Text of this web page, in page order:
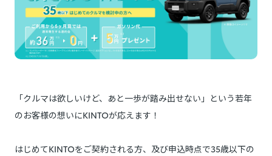
「クルマは欲しいけど、あと一歩が踏み出せない」という若年
のお客様の想いにKINTOが応えます！
はじめてKINTOをご契約される方、及び申込時点で35歳以下の